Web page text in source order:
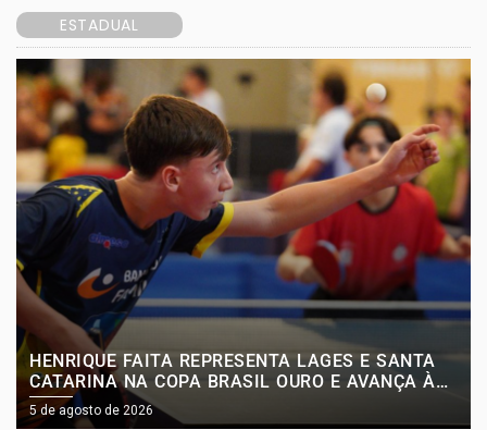
ESTADUAL
HENRIQUE FAITA REPRESENTA LAGES E SANTA
CATARINA NA COPA BRASIL OURO E AVANÇA ÀS
OITAVAS DE FINAL
5 de agosto de 2026